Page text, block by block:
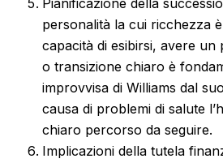
Pianificazione della
personalità la cui ricchezza
capacità di esibirsi, avere un
o transizione chiaro è
improvvisa di Williams dal
causa di problemi di salute
chiaro percorso da seguire.
Implicazioni della tutela